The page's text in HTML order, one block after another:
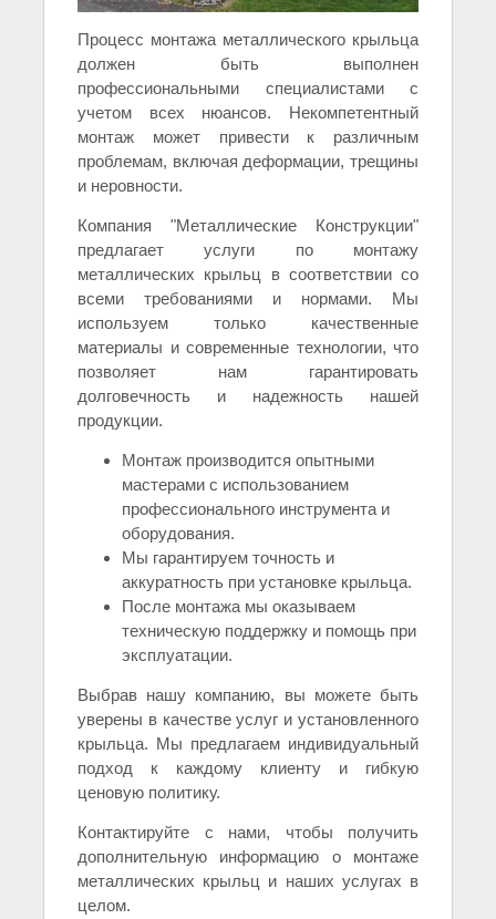
Процесс монтажа металлического крыльца
должен быть выполнен
профессиональными специалистами с
учетом всех нюансов. Некомпетентный
монтаж может привести к различным
проблемам, включая деформации, трещины
и неровности.
Компания "Металлические Конструкции"
предлагает услуги по монтажу
металлических крыльц в соответствии со
всеми требованиями и нормами. Мы
используем только качественные
материалы и современные технологии, что
позволяет нам гарантировать
долговечность и надежность нашей
продукции.
Монтаж производится опытными
мастерами с использованием
профессионального инструмента и
оборудования.
Мы гарантируем точность и
аккуратность при установке крыльца.
После монтажа мы оказываем
техническую поддержку и помощь при
эксплуатации.
Выбрав нашу компанию, вы можете быть
уверены в качестве услуг и установленного
крыльца. Мы предлагаем индивидуальный
подход к каждому клиенту и гибкую
ценовую политику.
Контактируйте с нами, чтобы получить
дополнительную информацию о монтаже
металлических крыльц и наших услугах в
целом.